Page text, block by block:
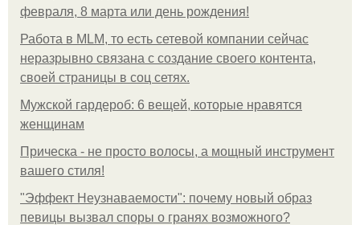
февраля, 8 марта или день рождения!
Работа в MLM, то есть сетевой компании сейчас
неразрывно связана с создание своего контента,
своей страницы в соц сетях.
Мужской гардероб: 6 вещей, которые нравятся
женщинам
Прическа - не просто волосы, а мощный инструмент
вашего стиля!
"Эффект Неузнаваемости": почему новый образ
певицы вызвал споры о гранях возможного?